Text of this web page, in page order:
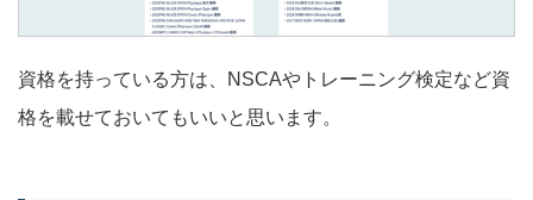
資格を持っている方は、NSCAやトレーニング検定など資
格を載せておいてもいいと思います。